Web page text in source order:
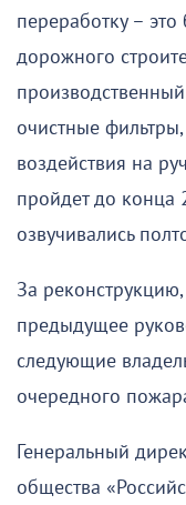
переработку –
дорожного
очистные
воздействия на
пройдет до конца
озвучивались
За
предыдущее
следующие
очередного
Генеральный
общества